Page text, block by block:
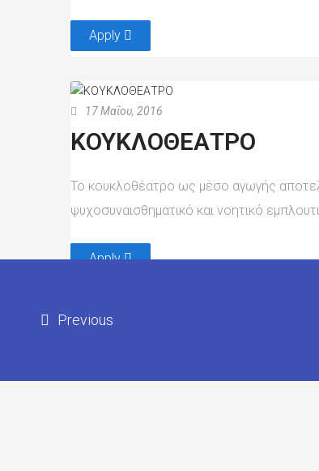
Apply
17 Μαΐου, 2016
ΚΟΥΚΛΟΘEΑΤΡΟ
Το κουκλοθέατρο ως μέσο αγωγής
ψυχοσυναισθηματικό και νοητικό
Apply
Previous